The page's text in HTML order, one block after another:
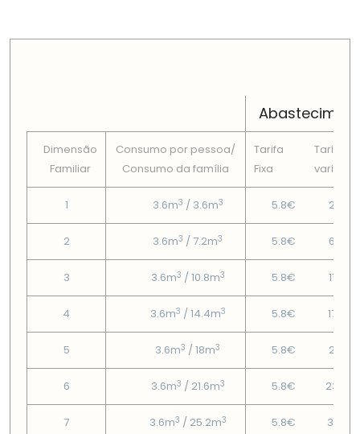
Dimensão
Familiar
Consumo por pessoa/
Consumo da famí­lia
Tarifa
Fixa
Tarifa
variável
1 3.6m3 / 3.6m3 5.8€ 2.62€
2 3.6m3 / 7.2m3 5.8€ 6.78€
3 3.6m3 / 10.8m3 5.8€ 11.93€
4 3.6m3 / 14.4m3 5.8€ 17.07€
5 3.6m3 / 18m3 5.8€ 20.11€
6 3.6m3 / 21.6m3 5.8€
7 3.6m3 / 25.2m3 5.8€ 31.78€